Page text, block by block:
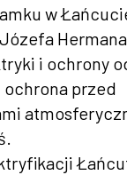
w
i ochrony
przed